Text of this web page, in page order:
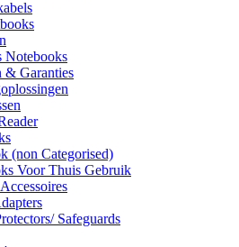
Notebooks
& Garanties
(non Categorised)
Voor Thuis Gebruik
Safeguards